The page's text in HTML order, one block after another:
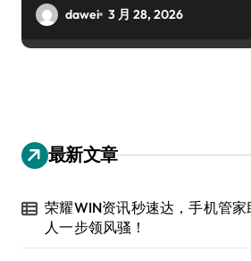
dawei 3 月 28, 2026
最新文章
荣耀WIN资讯秒速达，手机管家
人一步领风骚！